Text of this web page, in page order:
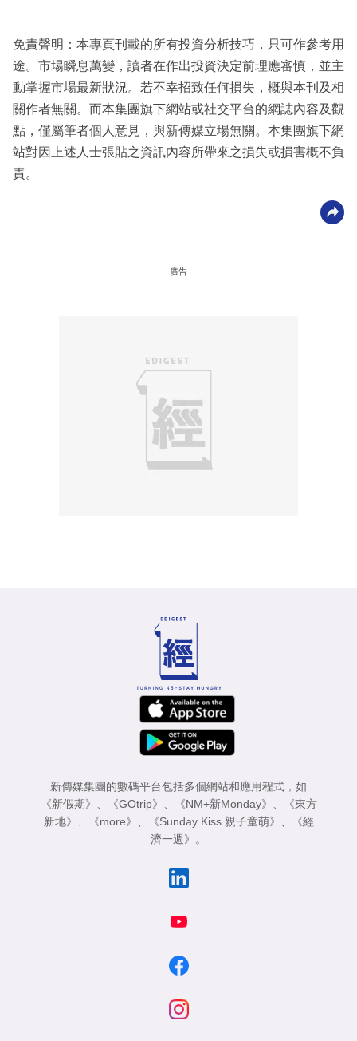
免責聲明：本專頁刊載的所有投資分析技巧，只可作參考用
途。市場瞬息萬變，讀者在作出投資決定前理應審慎，並主
動掌握市場最新狀況。若不幸招致任何損失，概與本刊及相
關作者無關。而本集團旗下網站或社交平台的網誌內容及觀
點，僅屬筆者個人意見，與新傳媒立場無關。本集團旗下網
站對因上述人士張貼之資訊內容所帶來之損失或損害概不負
責。
廣告
新傳媒集團的數碼平台包括多個網站和應用程式，如
《新假期》
《GOtrip》 《NM+新Monday》
《東方
新地》
《more》 《Sunday Kiss 親子童萌》
《經
濟一週》
。